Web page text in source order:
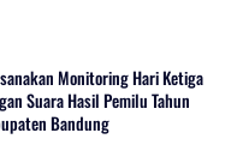
Monitoring Hari Ketiga
Suara Hasil Pemilu Tahun
Bandung